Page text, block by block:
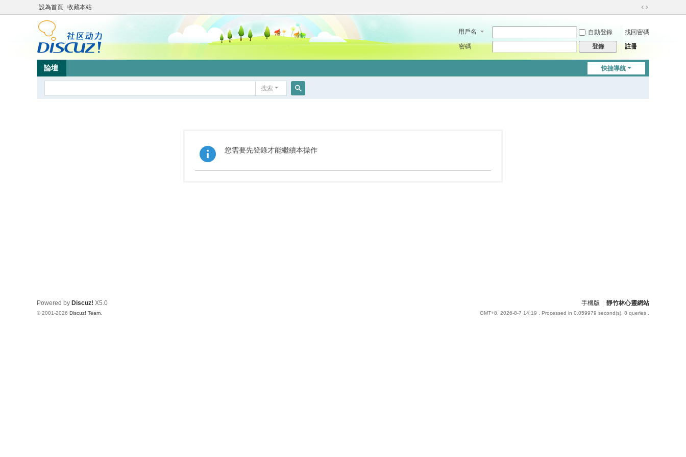
設為首頁 收藏本站
切
到
用戶名 自動登錄
找回密碼
密碼
登錄 註冊
快捷導航
論壇
搜索
您需要先登錄才能繼續本操作
手機版 靜竹林心靈網站
GMT+8, 2026-8-7 14:19 , Processed in 0.059979 second(s), 8 queries .
Powered by Discuz! X5.0
© 2001-2026 Discuz! Team